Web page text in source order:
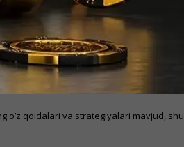
qoidalari va strategiyalari mavjud,